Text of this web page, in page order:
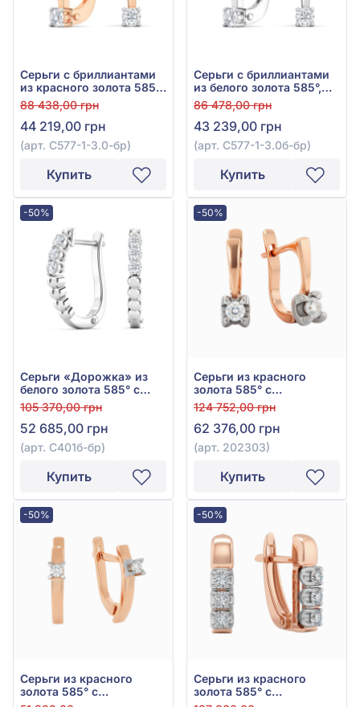
Серьги с бриллиантами
из красного золота 585°,
Бриллиант 0,2ct, арт.
С577-1-3.0к-бр
88 438,00 грн
44 219,00 грн
(арт. С577-1-3.0-бр)
Купить
Серьги с бриллиантами
из белого золота 585°,
Бриллиант 0,2ct, арт.
С577-1-3.0б-бр
86 478,00 грн
43 239,00 грн
(арт. С577-1-3.0б-бр)
Купить
-50%
Серьги «Дорожка» из
белого золота 585° с
бриллиантами 0,26ct,
арт. С401б-бр
105 370,00 грн
52 685,00 грн
(арт. С401б-бр)
Купить
-50%
Серьги из красного
золота 585° с
бриллиантом 0,26ct, арт.
202303
124 752,00 грн
62 376,00 грн
(арт. 202303)
Купить
-50%
Серьги из красного
золота 585° с
бриллиантами 0,085ct,
-50%
Серьги из красного
золота 585° с
бриллиантами 0,12ct, арт.